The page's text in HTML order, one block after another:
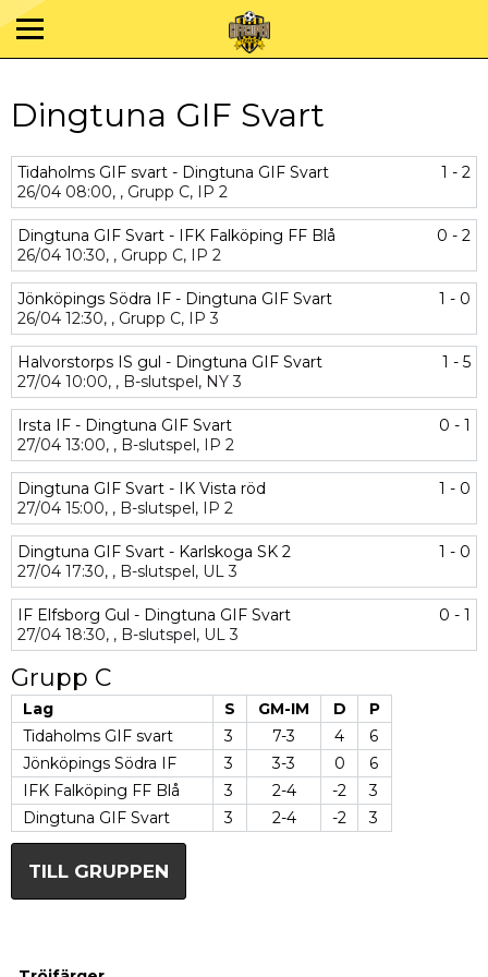
Dingtuna GIF Svart
Tidaholms GIF svart - Dingtuna GIF Svart
1 - 2
26/04 08:00, , Grupp C, IP 2
Dingtuna GIF Svart - IFK Falköping FF Blå
0 - 2
26/04 10:30, , Grupp C, IP 2
Jönköpings Södra IF - Dingtuna GIF Svart
1 - 0
26/04 12:30, , Grupp C, IP 3
Halvorstorps IS gul - Dingtuna GIF Svart
1 - 5
27/04 10:00, , B-slutspel, NY 3
Irsta IF - Dingtuna GIF Svart
0 - 1
27/04 13:00, , B-slutspel, IP 2
Dingtuna GIF Svart - IK Vista röd
1 - 0
27/04 15:00, , B-slutspel, IP 2
Dingtuna GIF Svart - Karlskoga SK 2
1 - 0
27/04 17:30, , B-slutspel, UL 3
IF Elfsborg Gul - Dingtuna GIF Svart
0 - 1
27/04 18:30, , B-slutspel, UL 3
Grupp C
Lag S GM-IM D
P
Tidaholms GIF svart
3 7-3 4
6
Jönköpings Södra IF
3 3-3 0
6
IFK Falköping FF Blå
3 2-4 -2
3
Dingtuna GIF Svart
3 2-4 -2 3
TILL GRUPPEN